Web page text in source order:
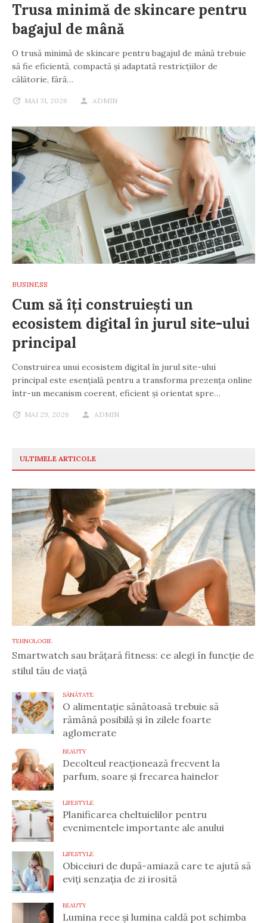
Trusa minimă de skincare pentru
bagajul de mână
O trusă minimă de skincare pentru bagajul de mână trebuie
să fie eficientă, compactă și adaptată restricțiilor de
călătorie, fără…
MAI 31, 2026 ADMIN
BUSINESS
Cum să îți construiești un
ecosistem digital în jurul site-ului
principal
Construirea unui ecosistem digital în jurul site-ului
principal este esențială pentru a transforma prezența online
într-un mecanism coerent, eficient și orientat spre…
MAI 29, 2026 ADMIN
ULTIMELE ARTICOLE
TEHNOLOGIE
Smartwatch sau brățară fitness: ce alegi în funcție de
stilul tău de viață
SĂNĂTATE
O alimentație sănătoasă trebuie să
rămână posibilă și în zilele foarte
aglomerate
BEAUTY
Decolteul reacționează frecvent la
parfum, soare și frecarea hainelor
LIFESTYLE
Planificarea cheltuielilor pentru
evenimentele importante ale anului
LIFESTYLE
Obiceiuri de după-amiază care te ajută să
eviți senzația de zi irosită
BEAUTY
Lumina rece și lumina caldă pot schimba